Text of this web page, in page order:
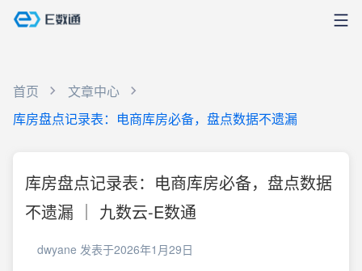
首页
文章中心
库房盘点记录表：电商库房必备，盘点数据不遗漏
库房盘点记录表：电商库房必备，盘点数据
不遗漏 ｜ 九数云-E数通
dwyane 发表于2026年1月29日